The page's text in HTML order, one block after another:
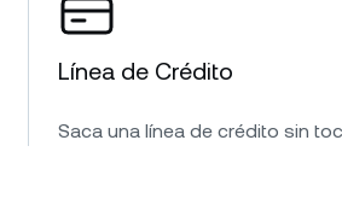
Línea de Crédito
Saca una línea de crédito sin